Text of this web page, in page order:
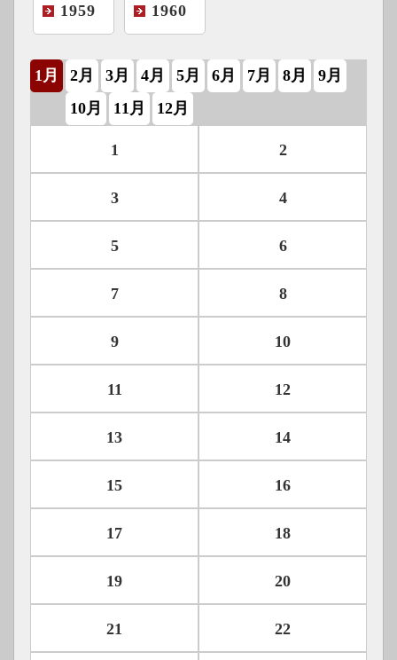
1959 1960
1月 2月 3月 4月 5月 6月 7月 8月
9月
10月
11月 12月
1 2
3 4
5 6
7 8
9 10
11 12
13 14
15 16
17 18
19 20
21 22